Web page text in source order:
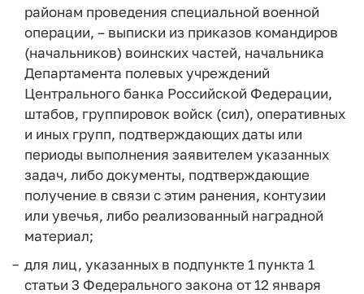
районам проведения специальной военной
операции, – выписки из приказов командиров
(начальников) воинских частей, начальника
Департамента полевых учреждений
Центрального банка Российской Федерации,
штабов, группировок войск (сил), оперативных
и иных групп, подтверждающих даты или
периоды выполнения заявителем указанных
задач, либо документы, подтверждающие
получение в связи с этим ранения, контузии
или увечья, либо реализованный наградной
материал;
для лиц, указанных в подпункте 1 пункта 1
статьи 3 Федерального закона от 12 января